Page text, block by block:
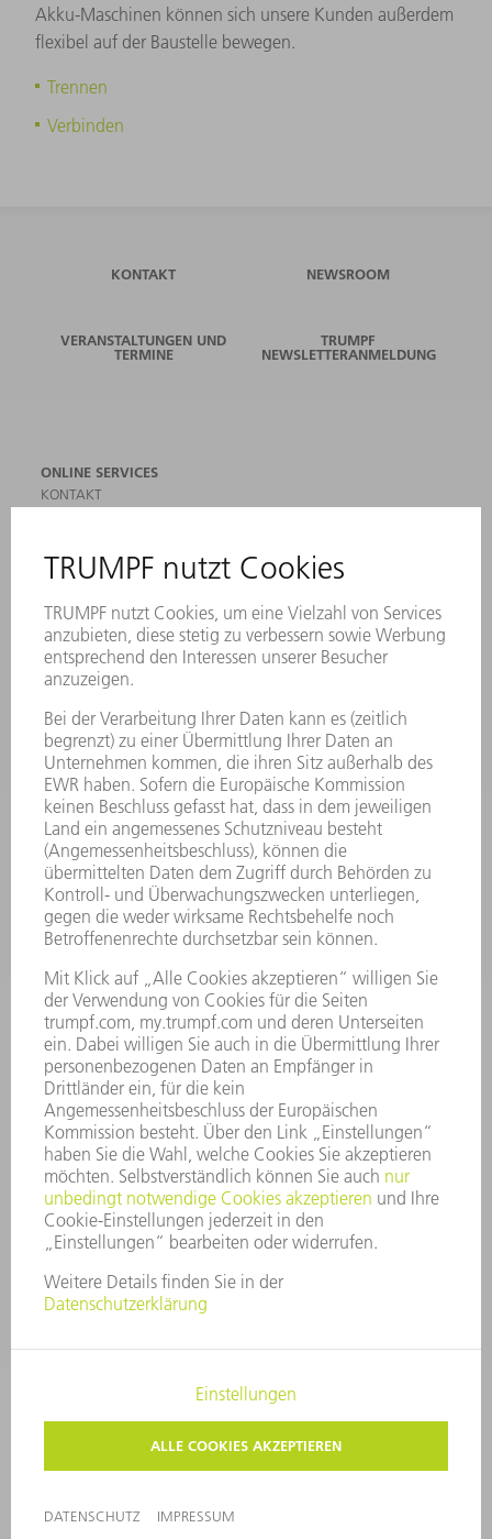
Akku-Maschinen können sich unsere Kunden außerdem
flexibel auf der Baustelle bewegen.
Trennen
Verbinden
KONTAKT NEWSROOM
VERANSTALTUNGEN UND
TERMINE
TRUMPF
NEWSLETTERANMELDUNG
ONLINE SERVICES
KONTAKT
VERANSTALTUNGEN UND TERMINE
NEWSLETTER-ANMELDUNG
MYTRUMPF
SICHERHEITSDATENBLÄTTER
PRODUKTE
MASCHINEN & SYSTEME
LASER
LEISTUNGSELEKTRONIK
ELEKTROWERKZEUGE
SMART FACTORY
SOFTWARE
SERVICES
ANWENDUNGEN
BRANCHEN
UNTERNEHMEN
KARRIERE
STELLENANGEBOTE
UNTERNEHMENSPROFIL
GESCHÄFTSBERICHT
UNTERNEHMENSGRUNDSÄTZE
COMPLIANCE
HINWEISGEBERSYSTEM
SECURITY
PRESSEMITTEILUNGEN
MAGAZINE
LIEFERANTEN
NACHHALTIGKEIT
UMWELT & KLIMA
SOZIALES & GESELLSCHAFT
UNTERNEHMENSFÜHRUNG
IMPRESSUM
DATENSCHUTZ
COPYRIGHT UND MARKENZEICHEN
AGB
PRIVATSPHÄRE-EINSTELLUNGEN